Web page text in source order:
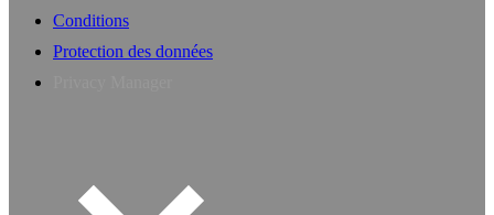
Conditions
Protection des données